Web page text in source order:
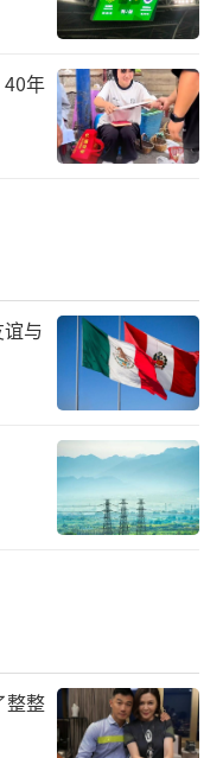
年
与
整整